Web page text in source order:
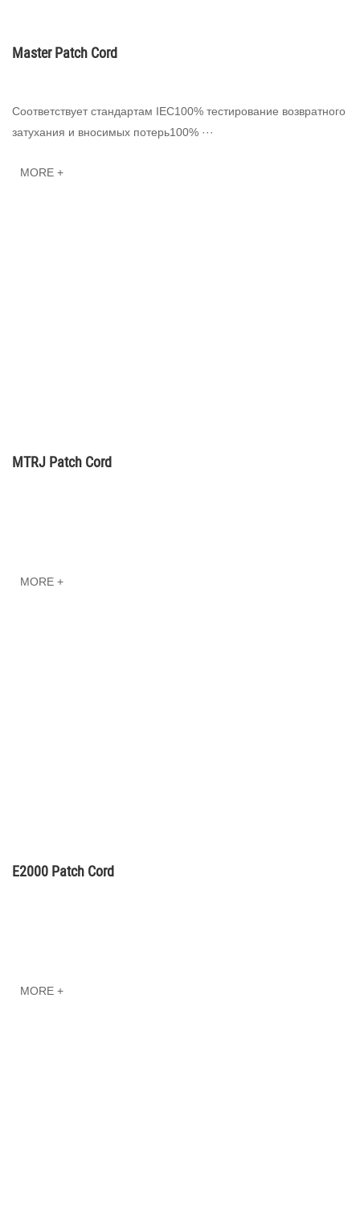
Master Patch Cord
Соответствует стандартам IEC100% тестирование возвратного
затухания и вносимых потерь100% ···
MORE +
MTRJ Patch Cord
MORE +
E2000 Patch Cord
MORE +